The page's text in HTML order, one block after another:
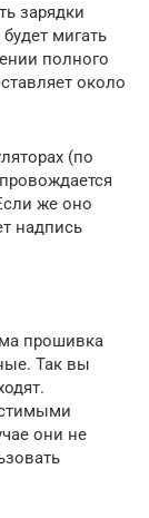
зарядки
мигать
полного
около
(по
же оно
надпись
прошивка
Так вы
они не